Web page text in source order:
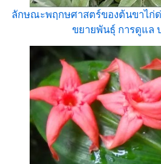
ลักษณะพฤกษศาสตร์ของต้นขาไก่
ขยายพันธุ์ การดูแล